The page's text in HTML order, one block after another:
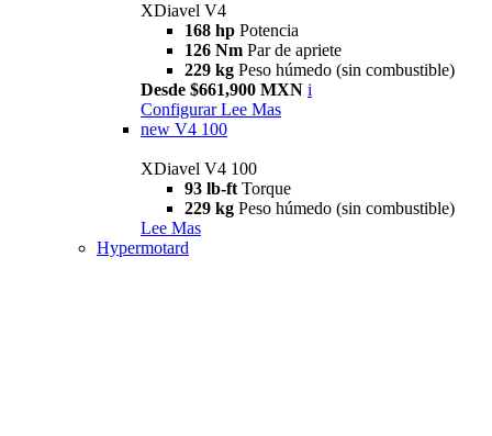
XDiavel V4
168 hp Potencia
126 Nm Par de apriete
229 kg Peso húmedo (sin combustible)
Desde $661,900 MXN i
Configurar Lee Mas
new V4 100
XDiavel V4 100
93 lb-ft Torque
229 kg Peso húmedo (sin combustible)
Lee Mas
Hypermotard